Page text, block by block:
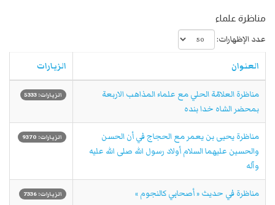
مناظرة علماء
عدد الإظهارات:
العنوان الزيارات
مناظرة العلامّة الحلي مع علماء المذاهب الاربعة
بمحضر الشاه خدا بنده
الزيارات: 5333
مناظرة يحيى بن يعمر مع الحجاج في أن الحسن
والحسين عليهما السلام أولاد رسول الله صلى الله عليه
وآله
الزيارات: 9370
مناظرة في حديث « أصحابي كالنجوم » الزيارات: 7336